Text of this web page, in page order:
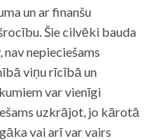
un ar finanšu
Šie cilvēki bauda
nepieciešams
viņu rīcībā un
var vienīgi
uzkrājot, jo kārotā
vai arī var vairs